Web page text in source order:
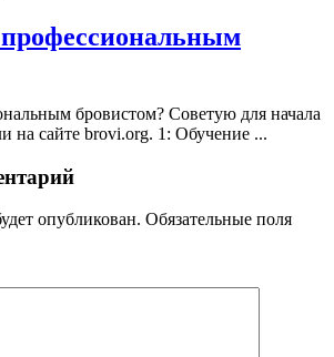
бровистом? Советую для начала
на сайте brovi.org. 1: Обучение ...
опубликован. Обязательные поля